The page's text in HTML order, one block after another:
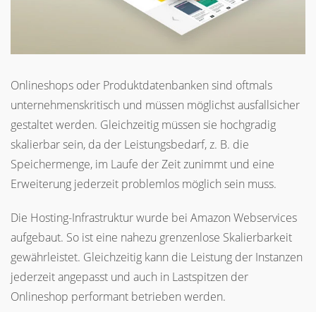
Onlineshops oder Produktdatenbanken sind oftmals
unternehmenskritisch und müssen möglichst ausfallsicher
gestaltet werden. Gleichzeitig müssen sie hochgradig
skalierbar sein, da der Leistungsbedarf, z. B. die
Speichermenge, im Laufe der Zeit zunimmt und eine
Erweiterung jederzeit problemlos möglich sein muss.
Die Hosting-Infrastruktur wurde bei Amazon Webservices
aufgebaut. So ist eine nahezu grenzenlose Skalierbarkeit
gewährleistet. Gleichzeitig kann die Leistung der Instanzen
jederzeit angepasst und auch in Lastspitzen der
Onlineshop performant betrieben werden.